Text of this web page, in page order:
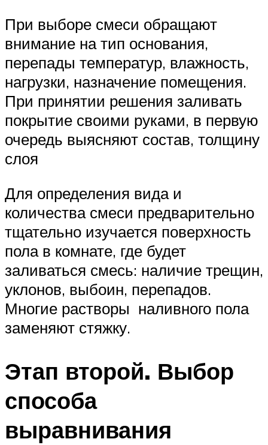
При выборе смеси обращают
внимание на тип основания,
перепады температур, влажность,
нагрузки, назначение помещения.
При принятии решения заливать
покрытие своими руками, в первую
очередь выясняют состав, толщину
слоя
Для определения вида и
количества смеси предварительно
тщательно изучается поверхность
пола в комнате, где будет
заливаться смесь: наличие трещин,
уклонов, выбоин, перепадов.
Многие растворы наливного пола
заменяют стяжку.
Этап второй. Выбор
способа
выравнивания